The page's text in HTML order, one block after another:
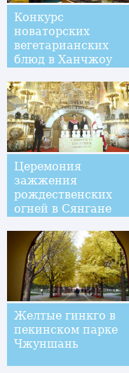
Конкурс
новаторских
вегетарианских
блюд в Ханчжоу
Церемония
зажжения
рождественских
огней в Сянгане
Желтые гинкго в
пекинском парке
Чжуншань